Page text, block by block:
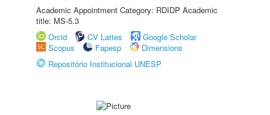
Academic Appointment Category: RDIDP Academic
title: MS-5.3
Orcid
CV Lattes
Google Scholar
Scopus
Fapesp
Dimensions
Repositório Institucional UNESP